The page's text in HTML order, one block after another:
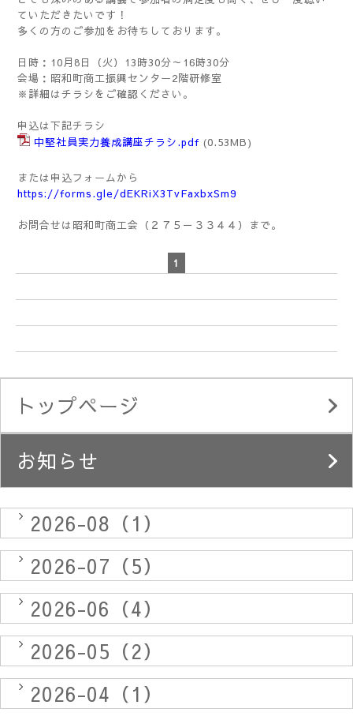
ていただきたいです！
多くの方のご参加をお待ちしております。
日時：10月8日（火）13時30分～16時30分
会場：昭和町商工振興センター2階研修室
※詳細はチラシをご確認ください。
申込は下記チラシ
中堅社員実力養成講座チラシ.pdf (0.53MB)
または申込フォームから
https://forms.gle/dEKRiX3TvFaxbxSm9
お問合せは昭和町商工会（２７５－３３４４）まで。
1
トップページ
お知らせ
2026-08（1）
2026-07（5）
2026-06（4）
2026-05（2）
2026-04（1）